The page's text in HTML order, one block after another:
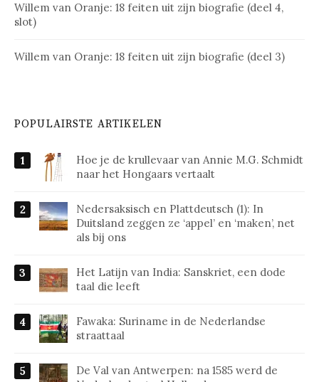
Willem van Oranje: 18 feiten uit zijn biografie (deel 4,
slot)
Willem van Oranje: 18 feiten uit zijn biografie (deel 3)
POPULAIRSTE ARTIKELEN
Hoe je de krullevaar van Annie M.G. Schmidt
naar het Hongaars vertaalt
Nedersaksisch en Plattdeutsch (1): In
Duitsland zeggen ze ‘appel’ en ‘maken’, net
als bij ons
Het Latijn van India: Sanskriet, een dode
taal die leeft
Fawaka: Suriname in de Nederlandse
straattaal
De Val van Antwerpen: na 1585 werd de